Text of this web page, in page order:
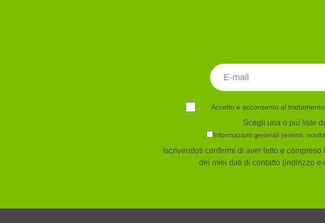
Accetto e acconsento al
Scegli una o più liste
Informazioni generali (eventi,
Iscrivendoti confermi di aver letto e compreso
dei miei dati di contatto (indirizzo